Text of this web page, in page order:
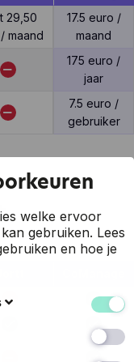
29,50
maand
17.5 euro /
maand
175 euro /
jaar
7.5 euro /
gebruiker
welke ervoor
gebruiken. Lees
en hoe je
de
en de ervaring